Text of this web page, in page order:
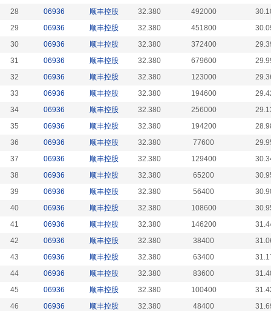
28
06936 顺丰控股 32.380 492000
29
06936 顺丰控股 32.380 451800
30
06936 顺丰控股 32.380 372400
31
06936 顺丰控股 32.380 679600
32
06936 顺丰控股 32.380 123000
33
06936 顺丰控股 32.380 194600
34
06936 顺丰控股 32.380 256000
35
06936 顺丰控股 32.380 194200
36
06936 顺丰控股 32.380 77600
37
06936 顺丰控股 32.380 129400
38
06936 顺丰控股 32.380 65200
39
06936 顺丰控股 32.380 56400
40
06936 顺丰控股 32.380 108600
41
06936 顺丰控股 32.380 146200
42
06936 顺丰控股 32.380 38400
43
06936 顺丰控股 32.380 63400
44
06936 顺丰控股 32.380 83600
45
06936 顺丰控股 32.380 100400
46
06936 顺丰控股 32.380 48400